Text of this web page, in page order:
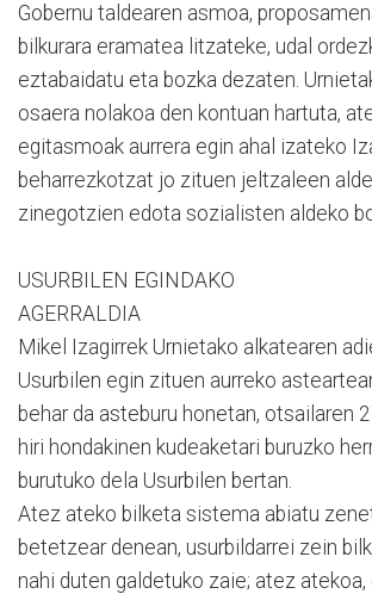
Gobernu taldearen asmoa,
bilkurara eramatea litzateke, udal
eztabaidatu eta bozka dezaten.
osaera nolakoa den kontuan hartuta,
egitasmoak aurrera egin ahal izateko
beharrezkotzat jo zituen jeltzaleen
zinegotzien edota sozialisten aldeko
USURBILEN EGINDAKO
AGERRALDIA
Mikel Izagirrek Urnietako alkatearen
Usurbilen egin zituen aurreko
behar da asteburu honetan, otsailaren
hiri hondakinen kudeaketari buruzko
burutuko dela Usurbilen bertan.
Atez ateko bilketa sistema abiatu
betetzear denean, usurbildarrei zein
nahi duten galdetuko zaie; atez atekoa,